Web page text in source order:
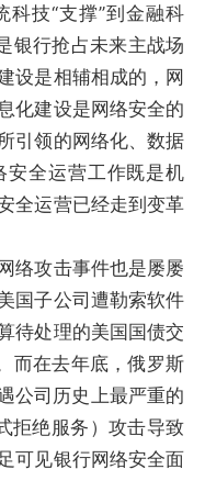
技“支撑”到金融科
银行抢占未来主战场
设是相辅相成的，网
化建设是网络安全的
引领的网络化、数据
安全运营工作既是机
全运营已经走到变革
络攻击事件也是屡屡
国子公司遭勒索软件
待处理的美国国债交
而在去年底，俄罗斯
公司历史上最严重的
拒绝服务）攻击导致
可见银行网络安全面